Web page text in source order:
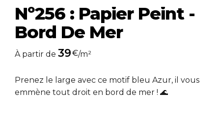
Nº256 : Papier Peint -
Bord De Mer
À partir de 39€/m²
Prenez le large avec ce motif bleu Azur, il vous
emmène tout droit en bord de mer ! 🌊